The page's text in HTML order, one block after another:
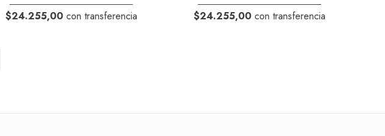
$24.255,00con transferencia $24.255,00con transferencia